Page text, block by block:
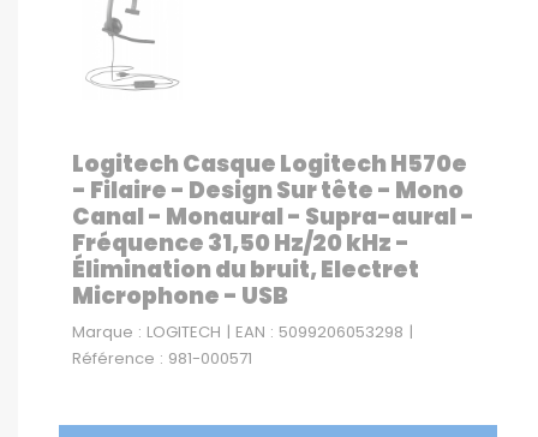
Logitech Casque Logitech H570e
- Filaire - Design Sur tête - Mono
Canal - Monaural - Supra-aural -
Fréquence 31,50 Hz/20 kHz -
Élimination du bruit, Electret
Microphone - USB
Marque : LOGITECH | EAN : 5099206053298 |
Référence : 981-000571